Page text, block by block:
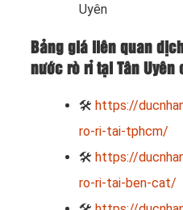
Uyên
Bảng giá liên quan
nước rò rỉ tại Tân Uyên
🛠 https://
ro-ri-tai-tphcm/
🛠 https://
ro-ri-tai-ben-cat/